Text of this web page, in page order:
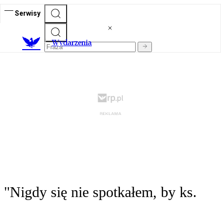
Serwisy
Wydarzenia
"Nigdy się nie spotkałem, by ks.